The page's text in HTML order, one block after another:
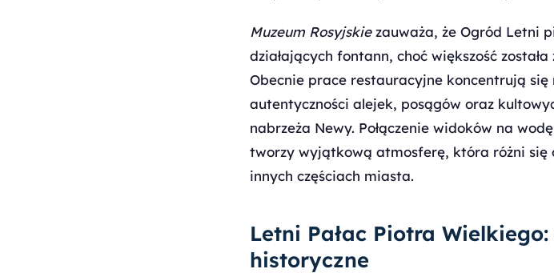
Muzeum Rosyjskiezauważa, że Ogród Letni
działających fontann, choć większość
Obecnie prace restauracyjne koncentrują
autentyczności alejek, posągów oraz
nabrzeża Newy. Połączenie widoków na
tworzy wyjątkową atmosferę, która różni się
innych częściach miasta.
Letni Pałac Piotra
historyczne